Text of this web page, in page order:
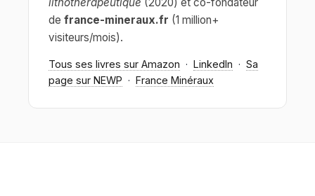
de france-mineraux.fr (1 million+
visiteurs/mois).
Tous ses livres sur Amazon · LinkedIn · Sa
page sur NEWP · France Minéraux